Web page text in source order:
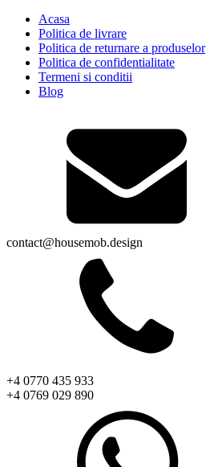
Acasa
Politica de livrare
Politica de returnare a produselor
Politica de confidentialitate
Termeni si conditii
Blog
contact@housemob.design
+4 0770 435 933
+4 0769 029 890